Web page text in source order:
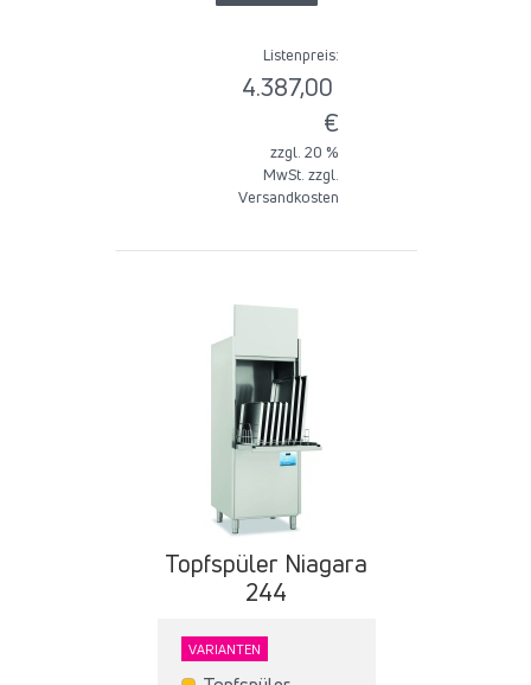
Listenpreis:
4.387,00
€
zzgl. 20 %
MwSt. zzgl.
Versandkosten
Topfspüler Niagara
244
VARIANTEN